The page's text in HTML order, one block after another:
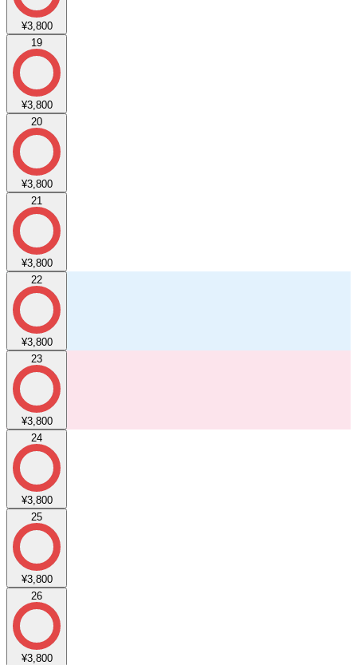
¥3,800
19
¥3,800
20
¥3,800
21
¥3,800
22
¥3,800
23
¥3,800
24
¥3,800
25
¥3,800
26
¥3,800